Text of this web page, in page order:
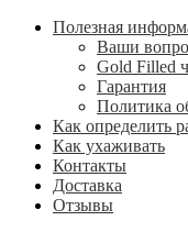
Полезная
Ваши
Gold Filled
Гарантия
Политика
Как определить
Как ухаживать
Контакты
Доставка
Отзывы